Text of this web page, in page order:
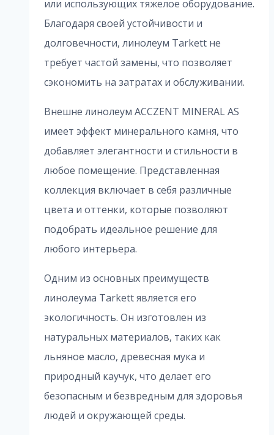
или использующих тяжелое оборудование.
Благодаря своей устойчивости и
долговечности, линолеум Tarkett не
требует частой замены, что позволяет
сэкономить на затратах и обслуживании.
Внешне линолеум ACCZENT MINERAL AS
имеет эффект минерального камня, что
добавляет элегантности и стильности в
любое помещение. Представленная
коллекция включает в себя различные
цвета и оттенки, которые позволяют
подобрать идеальное решение для
любого интерьера.
Одним из основных преимуществ
линолеума Tarkett является его
экологичность. Он изготовлен из
натуральных материалов, таких как
льняное масло, древесная мука и
природный каучук, что делает его
безопасным и безвредным для здоровья
людей и окружающей среды.